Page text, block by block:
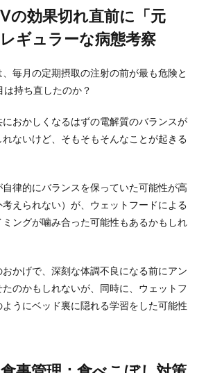
の効果切れ直前に「元
ギュラーな病態考察
毎月の定期摂取の注射の前が最も危険と
持ち直したのか？
おかしくなるはずの電解質のバランスが
ないけど、そもそもそんなことが起きる
律的にバランスを保っていた可能性が高
えられない）が、ウェットフードによる
ングが噛み合った可能性もあるかもしれ
かげで、深刻な体調不良になる前にアン
のかもしれないが、同時に、ウェットフ
うにベッド裏に隠れる学習をした可能性